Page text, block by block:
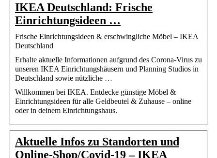
IKEA Deutschland: Frische
Einrichtungsideen …
Frische Einrichtungsideen & erschwingliche Möbel – IKEA
Deutschland
Erhalte aktuelle Informationen aufgrund des Corona-Virus zu
unseren IKEA Einrichtungshäusern und Planning Studios in
Deutschland sowie nützliche …
Willkommen bei IKEA. Entdecke günstige Möbel &
Einrichtungsideen für alle Geldbeutel & Zuhause – online
oder in deinem Einrichtungshaus.
Aktuelle Infos zu Standorten und
Online-Shop/Covid-19 – IKEA